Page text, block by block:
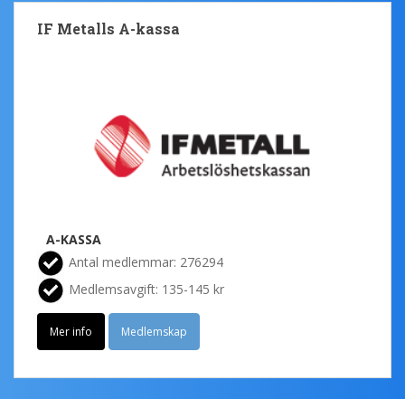
IF Metalls A-kassa
A-KASSA
Antal medlemmar: 276294
Medlemsavgift: 135-145 kr
Mer info Medlemskap